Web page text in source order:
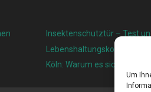
Um
Insektenschutztür – Test
Lebenshaltungskosten und
Köln: Warum es sich lohnt,